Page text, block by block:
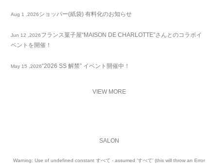
Aug 1 ,2026ショッパー(紙袋) 有料化のお知らせ
Jun 12 ,2026フランス菓子屋“MAISON DE CHARLOTTE”さんとのコラボイ
ベントを開催！
May 15 ,2026“2026 SS 解禁” イベント開催中！
VIEW MORE
SALON
Warning: Use of undefined constant すべて - assumed 'すべて' (this will throw an Error